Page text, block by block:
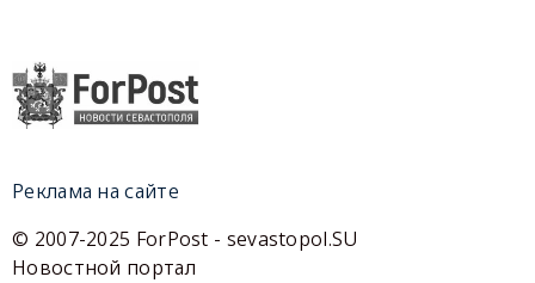
Реклама на сайте
© 2007-2025 ForPost - sevastopol.SU
Новостной портал